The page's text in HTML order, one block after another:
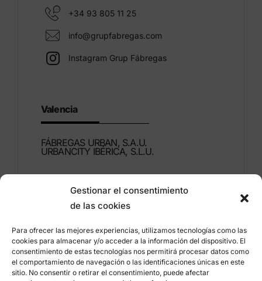
Gestionar el consentimiento
de las cookies
Para ofrecer las mejores experiencias, utilizamos tecnologías como las
cookies para almacenar y/o acceder a la información del dispositivo. El
consentimiento de estas tecnologías nos permitirá procesar datos como
el comportamiento de navegación o las identificaciones únicas en este
sitio. No consentir o retirar el consentimiento, puede afectar
+34 93 805 11 25
info@grupfabregas.com
Instagram Grup Fábregas
Valencia
FÁBREGAS URBAN, S.A.U.
URBANCITY IBÉRICA, S.L.U.
46960 ALDAIA
Valencia – España
+34 96 151 53 44
info@grupfabregas.com